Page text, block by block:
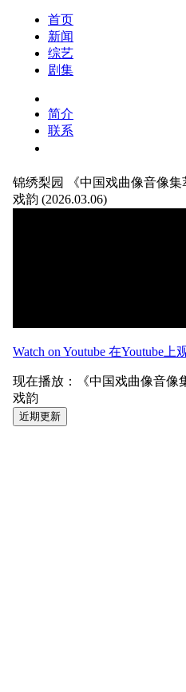
首页
新闻
综艺
剧集
简介
联系
锦绣梨园
《中国戏曲像音像
戏韵 (2026.03.06)
Watch on Youtube 在Youtube上
现在播放：《中国戏曲像音像
戏韵
近期更新